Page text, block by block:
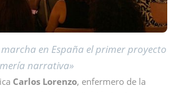
en España el primer proyecto
narrativa»
Carlos Lorenzo, enfermero de la